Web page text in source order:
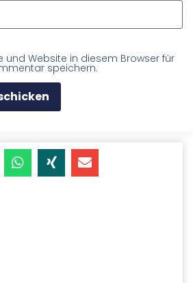
und Website in diesem Browser für
speichern.